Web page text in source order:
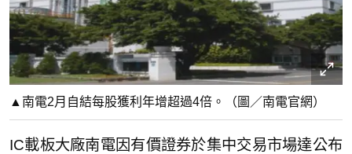
▲南電2月自結每股獲利年增超過4倍。（圖／南電官網）
IC載板大廠南電因有價證券於集中交易市場達公布